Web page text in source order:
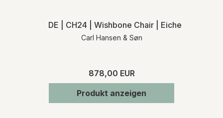
DE | CH24 | Wishbone Chair | Eiche seife |
Carl Hansen & Søn
878,00 EUR
Produkt anzeigen